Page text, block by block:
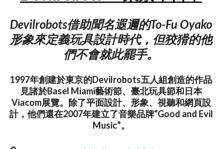
Devilrobots借助聞名遐邇的To-Fu Oyako
形象來定義玩具設計時代，但狡猾的他
們不會就此罷手。
1997年創建於東京的Devilrobots五人組創造的作品
見諸於Basel Miami藝術節、臺北玩具節和日本
Viacom展覽。除了平面設計、形象、視聽和網頁設
計，他們還在2007年建立了音樂品牌“Good and Evil
Music”。